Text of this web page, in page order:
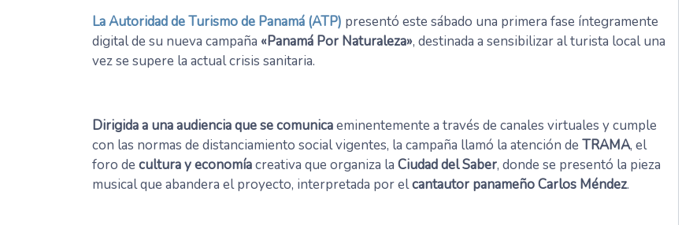
La Autoridad de Turismo de Panamá (ATP) presentó este sábado una primera fase íntegramente
digital de su nueva campaña «Panamá Por Naturaleza», destinada a sensibilizar al turista local una
vez se supere la actual crisis sanitaria.
Dirigida a una audiencia que se comunicaeminentemente a través de canales virtuales y cumple
con las normas de distanciamiento social vigentes, la campaña llamó la atención de TRAMA, el
foro de cultura y economíacreativa que organiza la Ciudad del Saber, donde se presentó la pieza
musical que abandera el proyecto, interpretada por elcantautor panameño Carlos Méndez.